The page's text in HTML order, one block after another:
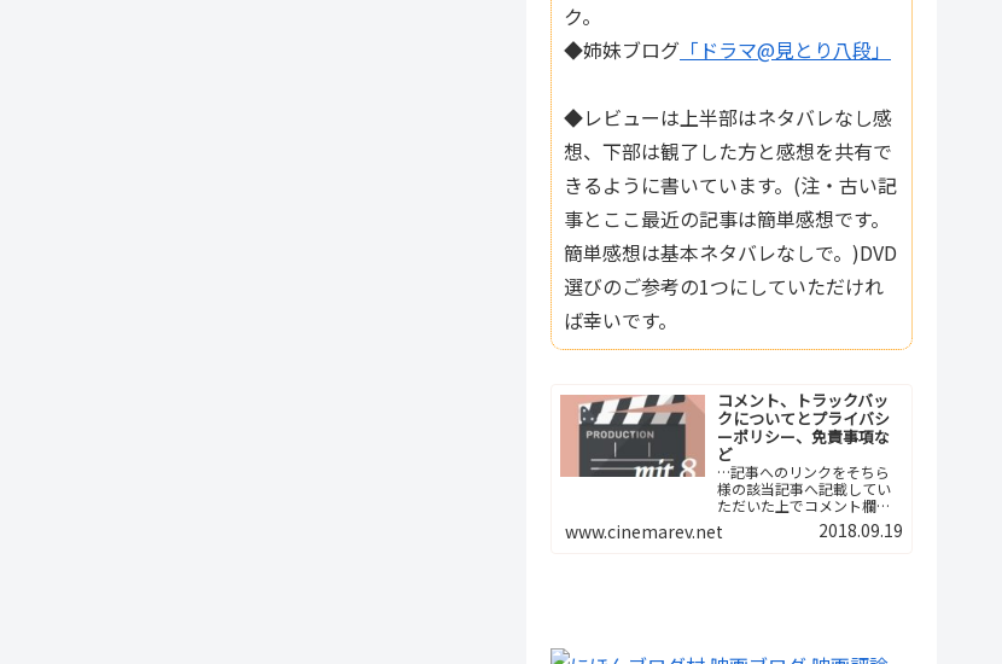
ク。
◆姉妹ブログ 「ドラマ@見とり八段」
◆レビューは上半部はネタバレなし感
想、下部は観了した方と感想を共有で
きるように書いています。(注・古い記
事とここ最近の記事は簡単感想です。
簡単感想は基本ネタバレなしで。)DVD
選びのご参考の1つにしていただけれ
ば幸いです。
コメント、トラックバッ
クについてとプライバシ
ーポリシー、免責事項な
ど
…記事へのリンクをそちら
様の該当記事へ記載してい
ただいた上でコメント欄へ
ご報告下さい。つまり、今
後は記事間の相互リンクと
www.cinemarev.net 2018.09.19